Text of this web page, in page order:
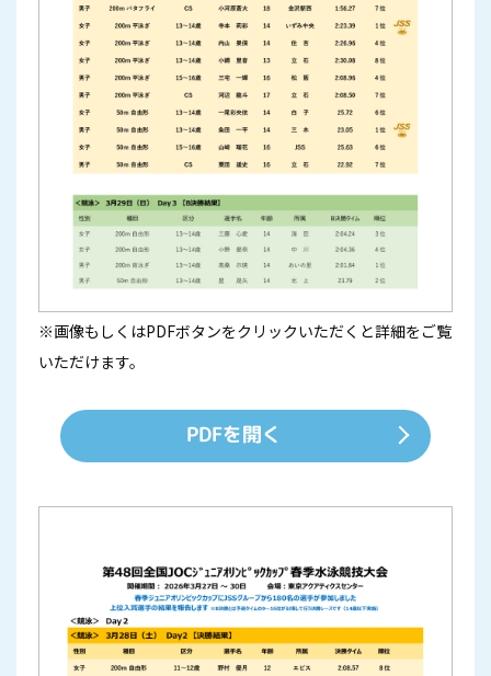
※画像もしくはPDFボタンをクリックいただくと詳細をご覧
いただけます。
PDFを開く